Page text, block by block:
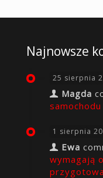
Najnowsze
25 sierpnia
Magda
1 sierpnia
Ewa
wymagają